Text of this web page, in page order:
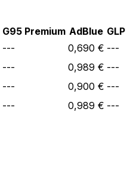
G95 Premium AdBlue GLP
--- 0,690 € ---
--- 0,989 € ---
--- 0,900 € ---
--- 0,989 € ---